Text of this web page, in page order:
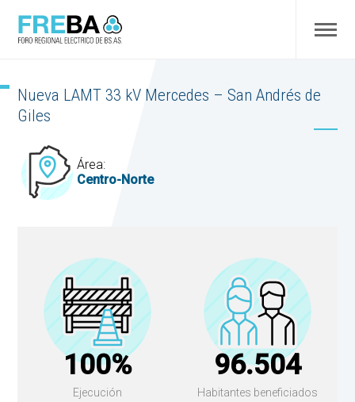
Nueva LAMT 33 kV Mercedes – San Andrés de
Giles
Área:
Centro-Norte
100%
Ejecución
96.504
Habitantes beneficiados